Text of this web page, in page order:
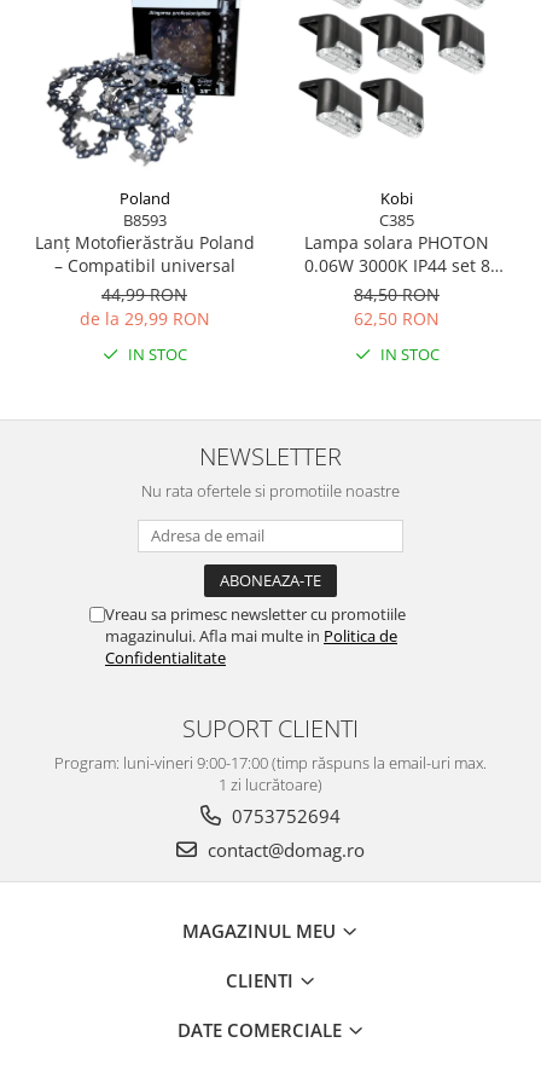
Poland
B8593
Lanț Motofierăstrău Poland
– Compatibil universal
44,99 RON
de la 29,99 RON
IN STOC
Kobi
C385
Lampa solara PHOTON
0.06W 3000K IP44 set 8
bucati
84,50 RON
62,50 RON
IN STOC
NEWSLETTER
Nu rata ofertele si promotiile noastre
Vreau sa primesc newsletter cu promotiile
magazinului. Afla mai multe in Politica de
Confidentialitate
SUPORT CLIENTI
Program: luni-vineri 9:00-17:00 (timp răspuns la email-uri max.
1 zi lucrătoare)
0753752694
contact@domag.ro
MAGAZINUL MEU
CLIENTI
DATE COMERCIALE